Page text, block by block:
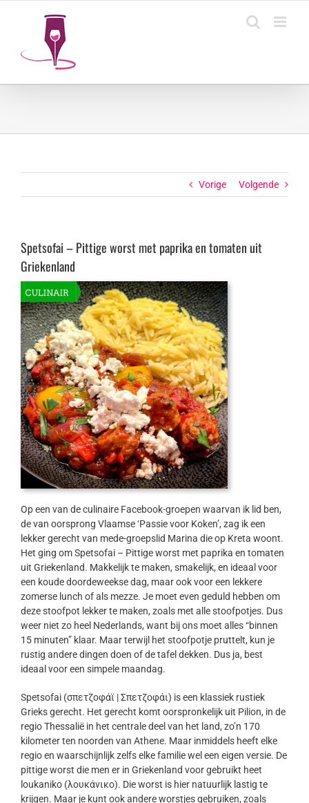
Vorige Volgende
Spetsofai – Pittige worst met paprika en tomaten uit
Griekenland
Op een van de culinaire Facebook-groepen waarvan ik lid ben,
de van oorsprong Vlaamse ‘Passie voor Koken’, zag ik een
lekker gerecht van mede-groepslid Marina die op Kreta woont.
Het ging om Spetsofai – Pittige worst met paprika en tomaten
uit Griekenland. Makkelijk te maken, smakelijk, en ideaal voor
een koude doordeweekse dag, maar ook voor een lekkere
zomerse lunch of als mezze. Je moet even geduld hebben om
deze stoofpot lekker te maken, zoals met alle stoofpotjes. Dus
weer niet zo heel Nederlands, want bij ons moet alles “binnen
15 minuten” klaar. Maar terwijl het stoofpotje pruttelt, kun je
rustig andere dingen doen of de tafel dekken. Dus ja, best
ideaal voor een simpele maandag.
Spetsofai (σπετζοφάϊ | Σπετζοφάι) is een klassiek rustiek
Grieks gerecht. Het gerecht komt oorspronkelijk uit Pilion, in de
regio Thessalië in het centrale deel van het land, zo’n 170
kilometer ten noorden van Athene. Maar inmiddels heeft elke
regio en waarschijnlijk zelfs elke familie wel een eigen versie. De
pittige worst die men er in Griekenland voor gebruikt heet
loukaniko (λουκάνικο). Die worst is hier natuurlijk lastig te
krijgen. Maar je kunt ook andere worstjes gebruiken, zoals